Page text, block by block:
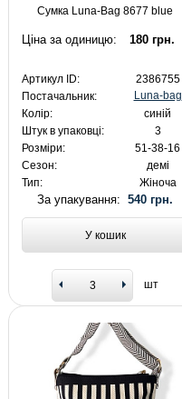
Сумка Luna-Bag 8677 blue
Ціна за одиницю: 180 грн.
Артикул ID:
2386755
Постачальник:
Luna-bag
Колір:
синій
Штук в упаковці:
3
Розміри:
51-38-16
Сезон:
демі
Тип:
Жіноча
За упакування:540 грн.
У кошик
шт